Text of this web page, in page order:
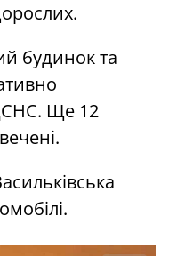
будинок та
Ще 12